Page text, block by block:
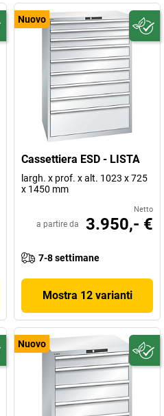
Nuovo
Cassettiera ESD - LISTA
largh. x prof. x alt. 1023 x 725
x 1450 mm
Netto
a partire da 3.950,- €
7-8 settimane
Mostra 12 varianti
Nuovo